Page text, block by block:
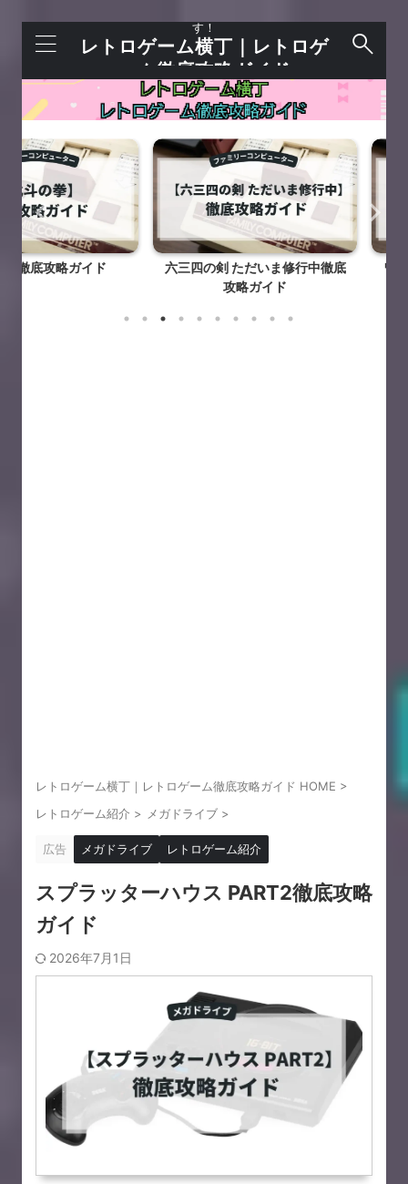
す！
レトロゲーム横丁｜レトロゲ
ーム徹底攻略ガイド
略ガイド
六三四の剣 ただいま修行中徹底
攻略ガイド
ワルキュー
レトロゲーム横丁｜レトロゲーム徹底攻略ガイド HOME >
レトロゲーム紹介 > メガドライブ >
広告 メガドライブ レトロゲーム紹介
スプラッターハウス PART2徹底攻略
ガイド
2026年7月1日